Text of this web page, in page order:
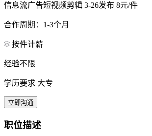
信息流广告短视频剪辑 3-26发布 8元/件
合作周期：1-3个月
按件计薪
经验不限
学历要求 大专
立即沟通
职位描述